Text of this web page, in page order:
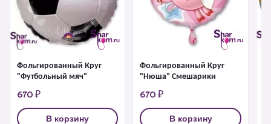
Фольгированный Круг
"Футбольный мяч"
670 ₽
В корзину
Фольгированный Круг
"Нюша" Смешарики
670 ₽
В корзину